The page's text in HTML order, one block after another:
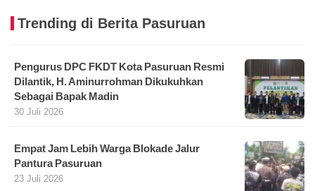
Trending di Berita Pasuruan
Pengurus DPC FKDT Kota Pasuruan Resmi
Dilantik, H. Aminurrohman Dikukuhkan
Sebagai Bapak Madin
30 Juli 2026
Empat Jam Lebih Warga Blokade Jalur
Pantura Pasuruan
23 Juli 2026